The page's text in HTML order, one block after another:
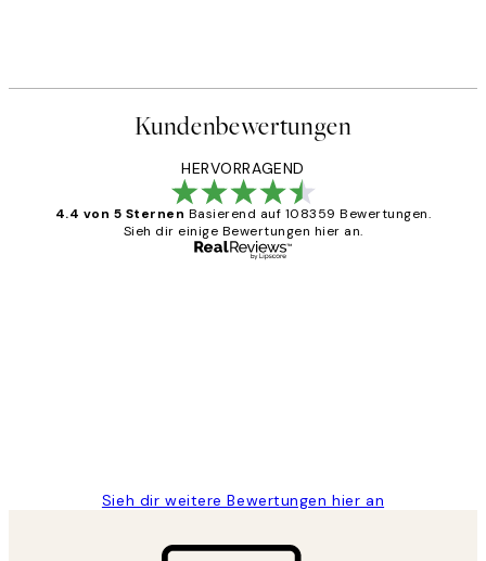
Kundenbewertungen
HERVORRAGEND
4.4 von 5 Sternen Basierend auf 108359 Bewertungen.
Sieh dir einige Bewertungen hier an.
Sieh dir weitere Bewertungen hier an